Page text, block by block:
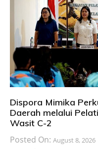
Dispora Mimika
Daerah melalui
Wasit C-2
Posted On: August 8, 2026